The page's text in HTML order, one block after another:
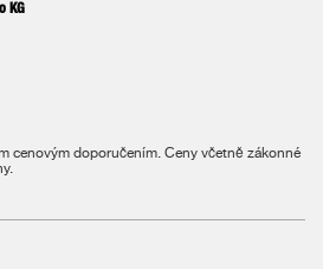
KG
cenovým doporučením. Ceny včetně zákonné